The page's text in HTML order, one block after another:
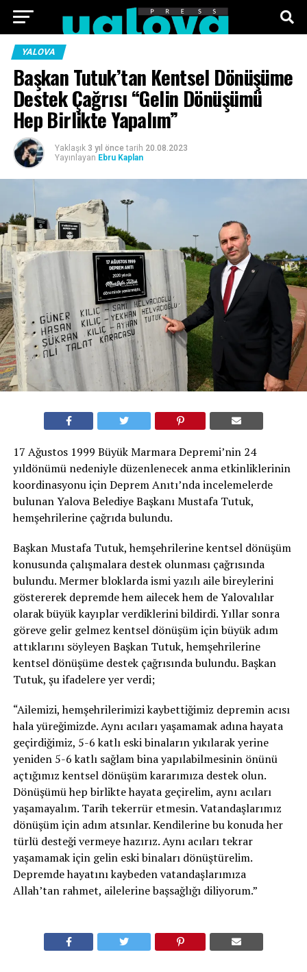
ANA SAYFA
TEKNOLOJI EKONOMI SPOR SIYASET
KÜNYE
YALOVA
Başkan Tutuk’tan Kentsel Dönüşüme
Destek Çağrısı “Gelin Dönüşümü
Hep Birlikte Yapalım”
Yaklaşık 3 yıl önce tarih 20.08.2023
Yayınlayan Ebru Kaplan
17 Ağustos 1999 Büyük Marmara Depremi’nin 24
yıldönümü nedeniyle düzenlenecek anma etkinliklerinin
koordinasyonu için Deprem Anıtı’nda incelemelerde
bulunan Yalova Belediye Başkanı Mustafa Tutuk,
hemşehrilerine çağrıda bulundu.
Başkan Mustafa Tutuk, hemşehrilerine kentsel dönüşüm
konusunda çalışmalara destek olunması çağrısında
bulundu. Mermer bloklarda ismi yazılı aile bireylerini
göstererek depremde hem ailecek hem de Yalovalılar
olarak büyük kayıplar verdiklerini bildirdi. Yıllar sonra
göreve gelir gelmez kentsel dönüşüm için büyük adım
attıklarını söyleyen Başkan Tutuk, hemşehrilerine
kentsel dönüşüme destek çağrısında bulundu. Başkan
Tutuk, şu ifadelere yer verdi;
“Ailemizi, hemşehrilerimizi kaybettiğimiz depremin acısı
hala yüreğimizde. Aynı acıları yaşamamak adına hayata
geçirdiğimiz, 5-6 katlı eski binaların yıkılarak yerine
yeniden 5-6 katlı sağlam bina yapılabilmesinin önünü
açtığımız kentsel dönüşüm kararımıza destek olun.
Dönüşümü hep birlikte hayata geçirelim, aynı acıları
yaşamayalım. Tarih tekerrür etmesin. Vatandaşlarımız
dönüşüm için adım atsınlar. Kendilerine bu konuda her
türlü desteği vermeye hazırız. Aynı acıları tekrar
yaşamamak için gelin eski binaları dönüştürelim.
Depremde hayatını kaybeden vatandaşlarımıza
Allah’tan rahmet, ailelerine başsağlığı diliyorum.”